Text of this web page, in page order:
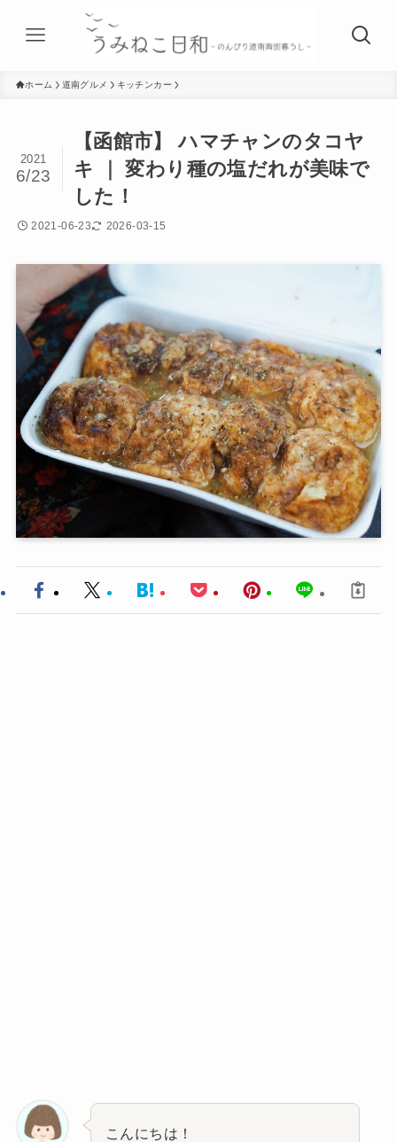
ホーム 道南グルメ キッチンカー
【函館市】 ハマチャンのタコヤ
キ ｜ 変わり種の塩だれが美味で
した！
2021
6/23
2021-06-23 2026-03-15
こんにちは！